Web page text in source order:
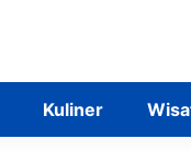
Kuliner